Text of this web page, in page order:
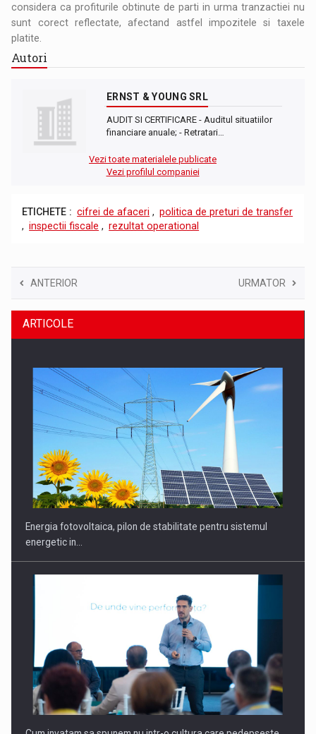
considera ca profiturile obtinute de parti in urma tranzactiei nu
sunt corect reflectate, afectand astfel impozitele si taxele
platite.
Autori
ERNST & YOUNG SRL
AUDIT SI CERTIFICARE - Auditul situatiilor
financiare anuale; - Retratari…
Vezi toate materialele publicate
Vezi profilul companiei
ETICHETE : cifrei de afaceri , politica de preturi de transfer
, inspectii fiscale , rezultat operational
ANTERIOR URMATOR
ARTICOLE
Energia fotovoltaica, pilon de stabilitate pentru sistemul
energetic in…